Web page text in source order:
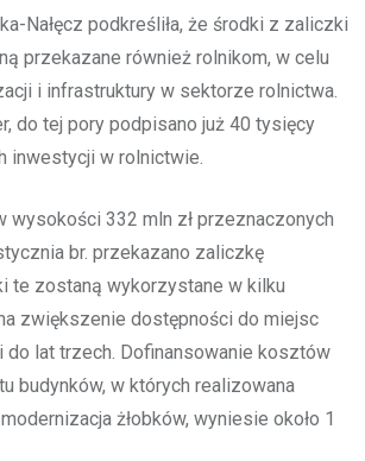
Nałęcz podkreśliła, że środki z zaliczki
przekazane również rolnikom, w celu
i infrastruktury w sektorze rolnictwa.
do tej pory podpisano już 40 tysięcy
inwestycji w rolnictwie.
wysokości 332 mln zł przeznaczonych
br. przekazano zaliczkę
te zostaną wykorzystane w kilku
zwiększenie dostępności do miejsc
do lat trzech. Dofinansowanie kosztów
budynków, w których realizowana
żłobków, wyniesie około 1